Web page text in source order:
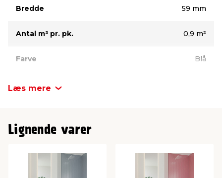
Bredde 59 mm
Antal m² pr. pk. 0,9 m²
Farve Blå
Frostsikker
Læs mere
Lignende varer